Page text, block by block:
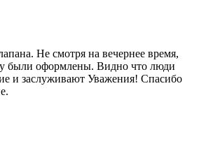
Не смотря на вечернее время,
были оформлены. Видно что люди
и заслуживают Уважения! Спасибо